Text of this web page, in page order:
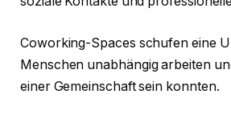
Coworking-Spaces schufen eine
Menschen unabhängig arbeiten
einer Gemeinschaft sein konnten.